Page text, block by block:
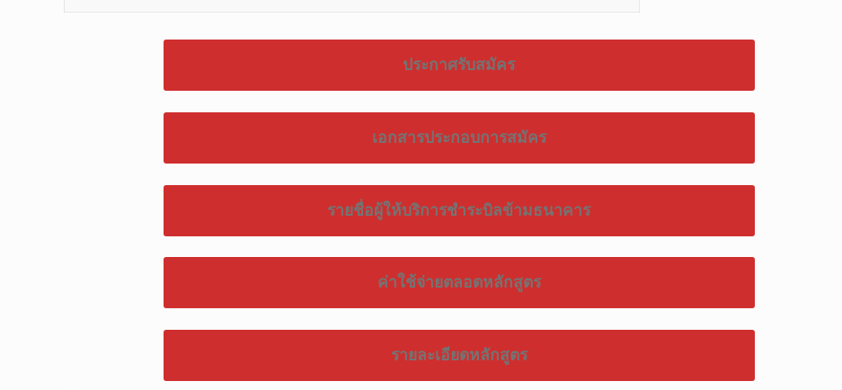
ประกาศรับสมัคร
เอกสารประกอบการสมัคร
รายชื่อผู้ให้บริการชำระบิลข้ามธนาคาร
ค่าใช้จ่ายตลอดหลักสูตร
รายละเอียดหลักสูตร